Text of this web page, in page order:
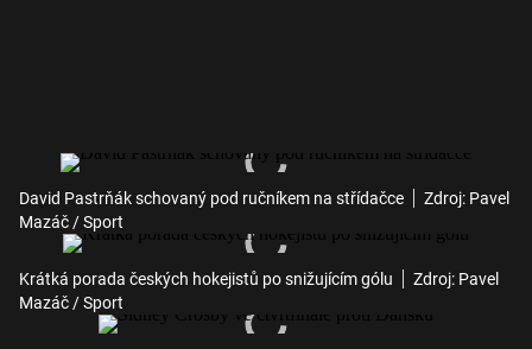
David Pastrňák schovaný pod ručníkem na střídačce
Zdroj: Pavel
Mazáč / Sport
Krátká porada českých hokejistů po snižujícím gólu
Zdroj: Pavel
Mazáč / Sport